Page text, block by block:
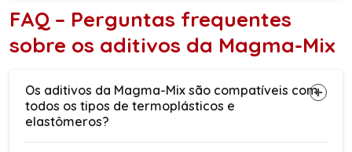
FAQ – Perguntas frequentes
sobre os aditivos da Magma-Mix
Os aditivos da Magma-Mix são compatíveis com
todos os tipos de termoplásticos e
elastômeros?